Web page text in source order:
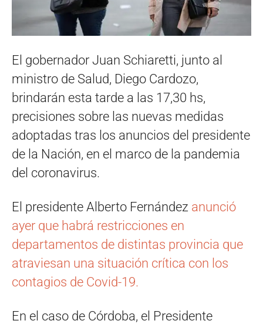
El gobernador Juan Schiaretti, junto al
ministro de Salud, Diego Cardozo,
brindarán esta tarde a las 17,30 hs,
precisiones sobre las nuevas medidas
adoptadas tras los anuncios del presidente
de la Nación, en el marco de la pandemia
del coronavirus.
El presidente Alberto Fernández anunció
ayer que habrá restricciones en
departamentos de distintas provincia que
atraviesan una situación crítica con los
contagios de Covid-19.
En el caso de Córdoba, el Presidente